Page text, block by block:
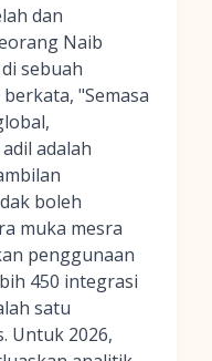
dan
Naib
sebuah
"Semasa
adalah
boleh
muka mesra
penggunaan
450 integrasi
satu
Untuk 2026,